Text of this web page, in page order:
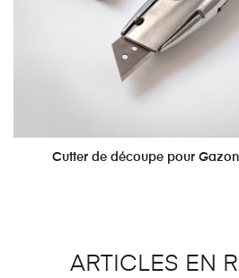
Cutter de découpe pour
ARTICLES EN